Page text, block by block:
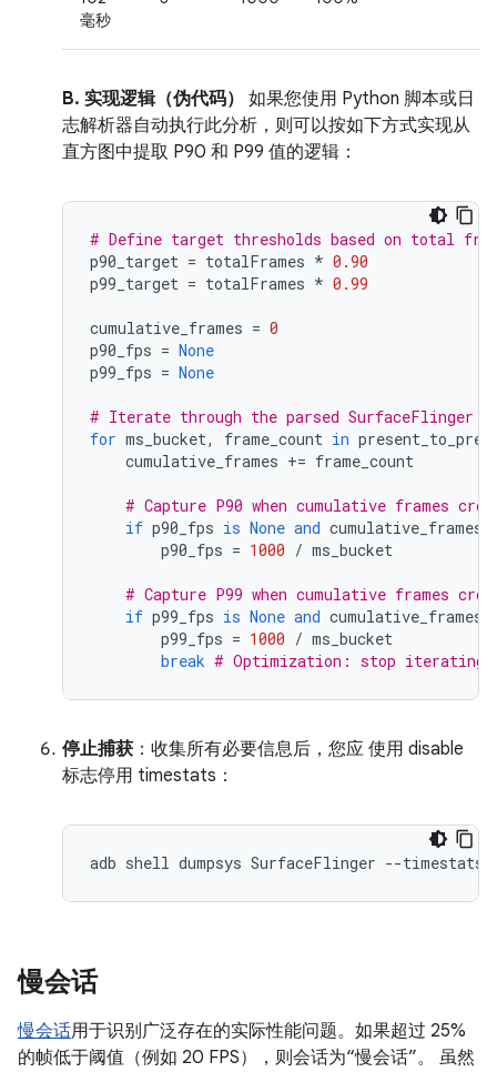
毫秒
B. 实现逻辑（伪代码）
如果您使用 Python 脚本或日
志解析器自动执行此分析，则可以按如下方式实现从
直方图中提取 P90 和 P99 值的逻辑：
# Define target thresholds based on total
p90_target = totalFrames * 0.90
p99_target = totalFrames * 0.99
cumulative_frames = 0
p90_fps = None
p99_fps = None
# Iterate through the parsed SurfaceFlinger
for ms_bucket, frame_count in
cumulative_frames += frame_count
# Capture P90 when cumulative frames
if p90_fps is None and cumulative_frames
p90_fps = 1000 / ms_bucket
# Capture P99 when cumulative frames
if p99_fps is None and cumulative_frames
p99_fps = 1000 / ms_bucket
break # Optimization: stop iterating
停止捕获 ：收集所有必要信息后，您应 使用 disable
标志停用 timestats：
慢会话
慢会话用于识别广泛存在的实际性能问题。如果超过 25%
的帧低于阈值（例如 20 FPS），则会话为“慢会话”。 虽然